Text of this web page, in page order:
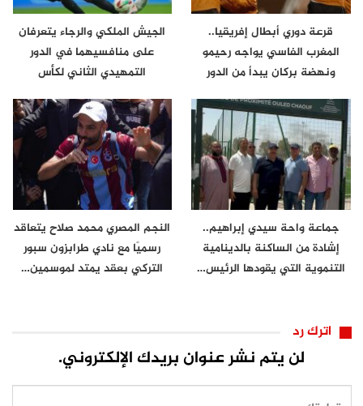
قرعة دوري أبطال إفريقيا..
المغرب الفاسي يواجه رحيمو
ونهضة بركان يبدأ من الدور
الجيش الملكي والرجاء يتعرفان
على منافسيهما في الدور
التمهيدي الثاني لكأس
جماعة واحة سيدي إبراهيم..
إشادة من الساكنة بالدينامية
التنموية التي يقودها الرئيس…
النجم المصري محمد صلاح يتعاقد
رسميًا مع نادي طرابزون سبور
التركي بعقد يمتد لموسمين…
اترك رد
لن يتم نشر عنوان بريدك الإلكتروني.